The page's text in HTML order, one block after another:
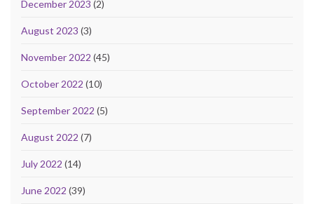
December 2023 (2)
August 2023 (3)
November 2022 (45)
October 2022 (10)
September 2022 (5)
August 2022 (7)
July 2022 (14)
June 2022 (39)